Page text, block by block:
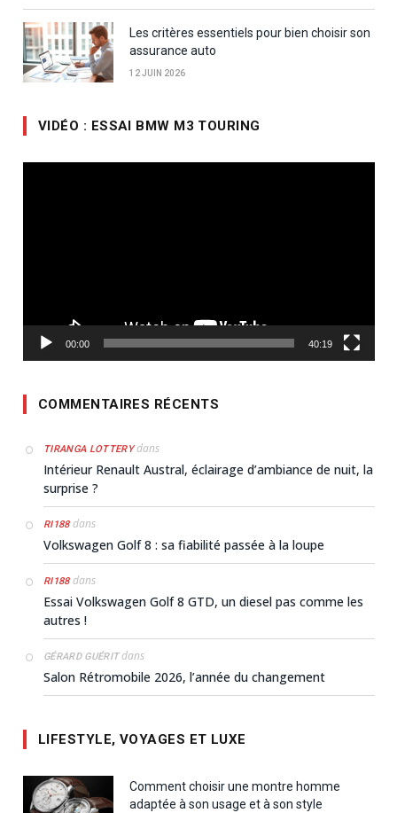
Les critères essentiels pour bien choisir son
assurance auto
12 JUIN 2026
VIDÉO : ESSAI BMW M3 TOURING
00:00 40:19
COMMENTAIRES RÉCENTS
TIRANGA LOTTERYdans
Intérieur Renault Austral, éclairage d’ambiance de nuit, la
surprise ?
RI188dans
Volkswagen Golf 8 : sa fiabilité passée à la loupe
RI188dans
Essai Volkswagen Golf 8 GTD, un diesel pas comme les
autres !
GÉRARD GUÉRITdans
Salon Rétromobile 2026, l’année du changement
LIFESTYLE, VOYAGES ET LUXE
Comment choisir une montre homme
adaptée à son usage et à son style